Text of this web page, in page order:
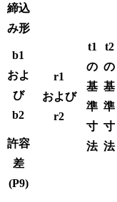
締込
み形
r1
および
r2
t1
の
基
準
寸
法
t2
の
基
準
寸
法
b1
およ
び
b2
許容
差
(P9)